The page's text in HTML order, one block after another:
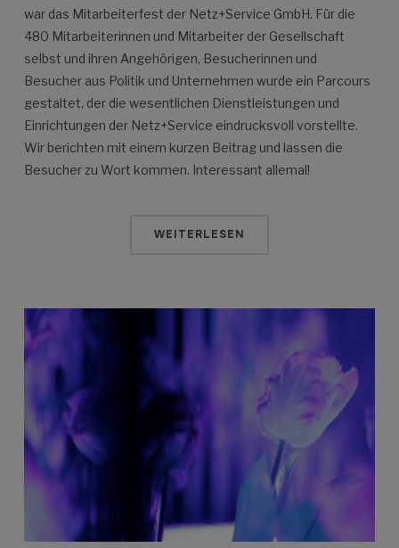
war das Mitarbeiterfest der Netz+Service GmbH. Für die
480 Mitarbeiterinnen und Mitarbeiter der Gesellschaft
selbst und ihren Angehörigen, Besucherinnen und
Besucher aus Politik und Unternehmen wurde ein Parcours
gestaltet, der die wesentlichen Dienstleistungen und
Einrichtungen der Netz+Service eindrucksvoll vorstellte.
Wir berichten mit einem kurzen Beitrag und lassen die
Besucher zu Wort kommen. Interessant allemal!
WEITERLESEN